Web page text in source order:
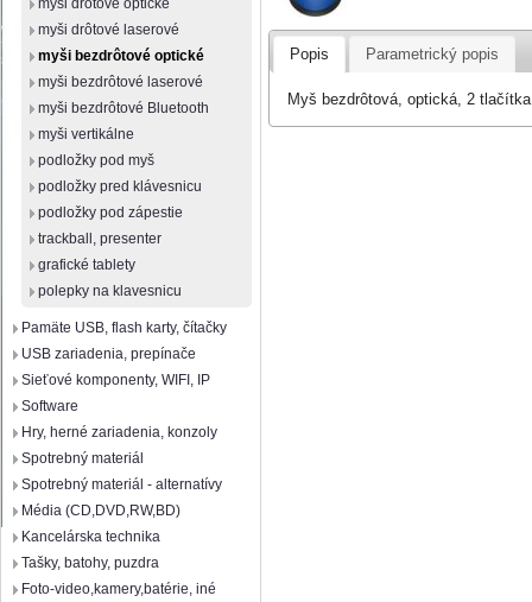
myši drôtové optické
myši drôtové laserové
myši bezdrôtové optické
myši bezdrôtové laserové
myši bezdrôtové Bluetooth
myši vertikálne
podložky pod myš
podložky pred klávesnicu
podložky pod zápestie
trackball, presenter
grafické tablety
polepky na klavesnicu
Pamäte USB, flash karty, čítačky
USB zariadenia, prepínače
Sieťové komponenty, WIFI, IP
Software
Hry, herné zariadenia, konzoly
Spotrebný materiál
Spotrebný materiál - alternatívy
Média (CD,DVD,RW,BD)
Kancelárska technika
Tašky, batohy, puzdra
Foto-video,kamery,batérie, iné
Popis Parametrický popis
Myš bezdrôtová, optická, 2